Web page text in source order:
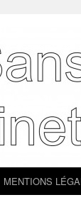
MENTIONS